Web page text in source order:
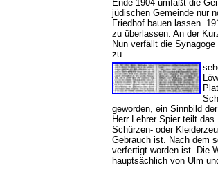
Ende 1904 umfaßt die
jüdischen Gemeinde nur
Friedhof bauen lassen.
zu überlassen. An der
Nun verfällt die
zu
geworden, ein Sinnbild
Herr Lehrer Spier teilt
Schürzen- oder
Gebrauch ist. Nach dem
verfertigt worden ist. Die
hauptsächlich von Ulm